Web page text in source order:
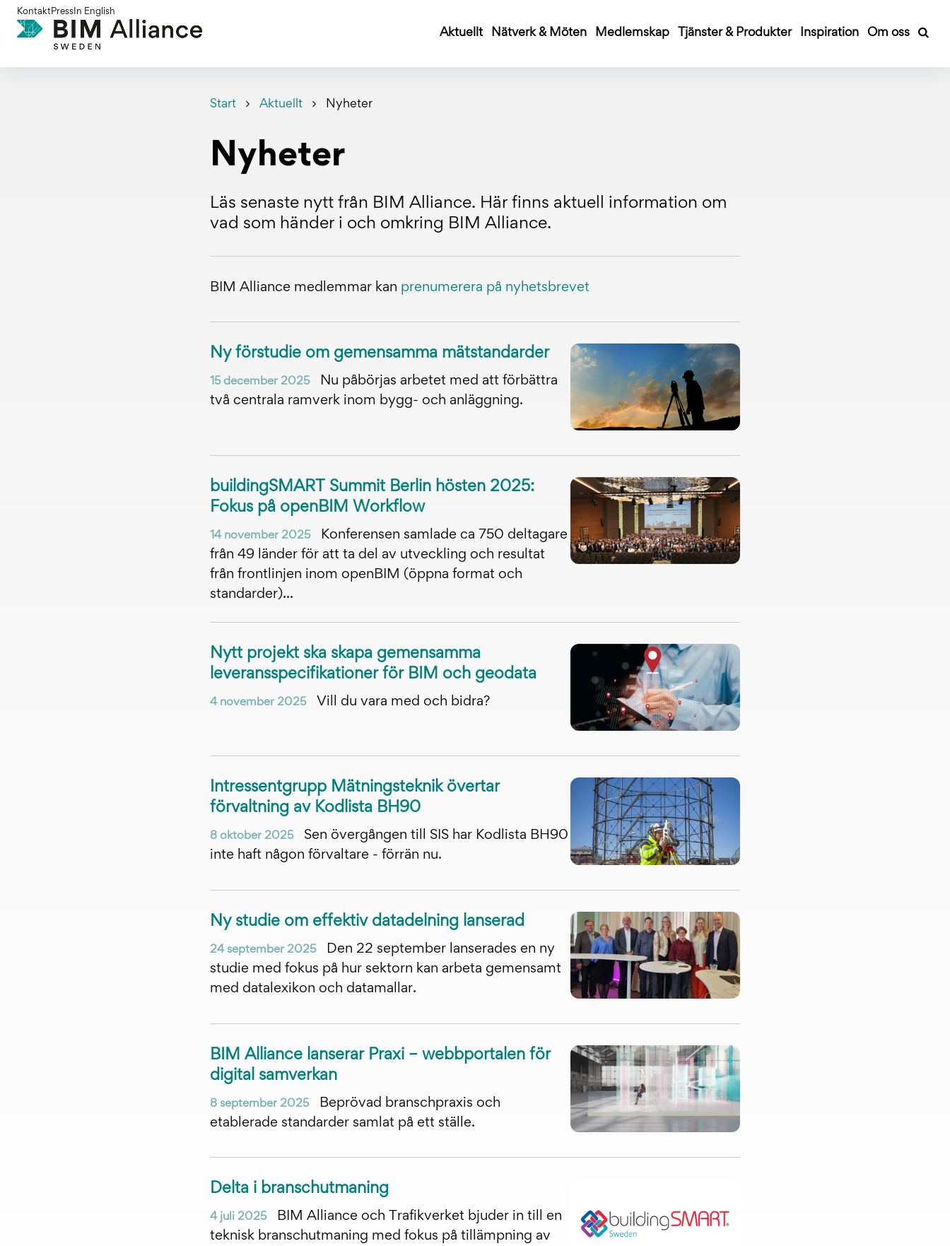
innehållet
Kontakt Press In English
Aktuellt Nätverk & Möten Medlemskap Tjänster & Produkter Inspiration Om oss
Start Aktuellt Nyheter
Nyheter
Läs senaste nytt från BIM Alliance. Här finns aktuell information om
vad som händer i och omkring BIM Alliance.
BIM Alliance medlemmar kan prenumerera på nyhetsbrevet
Ny förstudie om gemensamma mätstandarder
15 december 2025
Nu påbörjas arbetet med att förbättra
två centrala ramverk inom bygg- och anläggning.
buildingSMART Summit Berlin hösten 2025:
Fokus på openBIM Workflow
14 november 2025
Konferensen samlade ca 750 deltagare
från 49 länder för att ta del av utveckling och resultat
från frontlinjen inom openBIM (öppna format och
standarder)...
Nytt projekt ska skapa gemensamma
leveransspecifikationer för BIM och geodata
4 november 2025 Vill du vara med och bidra?
Intressentgrupp Mätningsteknik övertar
förvaltning av Kodlista BH90
8 oktober 2025
Sen övergången till SIS har Kodlista BH90
inte haft någon förvaltare - förrän nu.
Ny studie om effektiv datadelning lanserad
24 september 2025
Den 22 september lanserades en ny
studie med fokus på hur sektorn kan arbeta gemensamt
med datalexikon och datamallar.
BIM Alliance lanserar Praxi – webbportalen för
digital samverkan
8 september 2025
Beprövad branschpraxis och
etablerade standarder samlat på ett ställe.
Delta i branschutmaning
4 juli 2025
BIM Alliance och Trafikverket bjuder in till en
teknisk branschutmaning med fokus på tillämpning av